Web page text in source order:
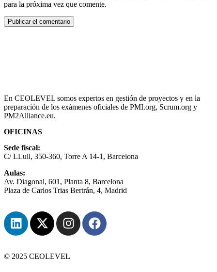
para la próxima vez que comente.
En CEOLEVEL somos expertos en gestión de proyectos y en la
preparación de los exámenes oficiales de PMI.org, Scrum.org y
PM2Alliance.eu.
OFICINAS
Sede fiscal:
C/ LLull, 350-360, Torre A 14-1, Barcelona
Aulas:
Av. Diagonal, 601, Planta 8, Barcelona
Plaza de Carlos Trias Bertrán, 4, Madrid
© 2025 CEOLEVEL